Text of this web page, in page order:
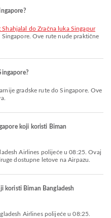
Ove rute nude praktične
gradske rute do Singapore. Ove
koji koristi Biman
dostupne letove na Airpazu.
koristi Biman Bangladesh